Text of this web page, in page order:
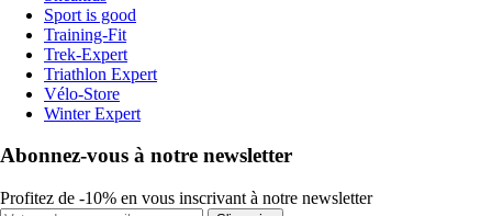
Sport is good
Training-Fit
Trek-Expert
Triathlon Expert
Vélo-Store
Winter Expert
Abonnez-vous à notre newsletter
Profitez de -10% en vous inscrivant à notre newsletter